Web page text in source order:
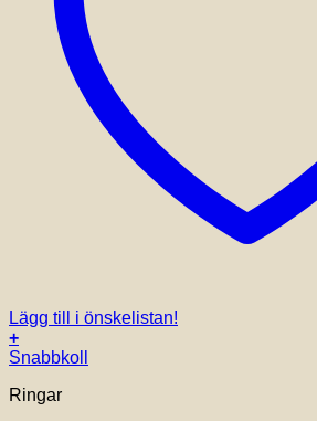
Lägg till i önskelistan!
+
Snabbkoll
Ringar